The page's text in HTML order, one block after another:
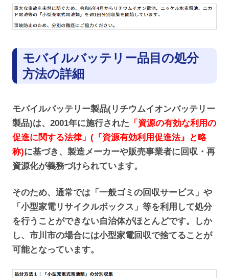
モバイルバッテリー品目の処分
方法の詳細
モバイルバッテリー製品(リチウムイオンバッテリー
製品)は、2001年に施行された 「資源の有効な利用の
促進に関する法律」(『資源有効利用促進法』と略
称)に基づき、製造メーカーや販売事業者に回収・再
資源化が義務づけられています。
そのため、通常では「一般ゴミの回収サービス」や
「小型家電リサイクルボックス」等を利用して処分
を行うことができない自治体がほとんどです。しか
し、市川市の場合には小型家電回収で捨てることが
可能となっています。